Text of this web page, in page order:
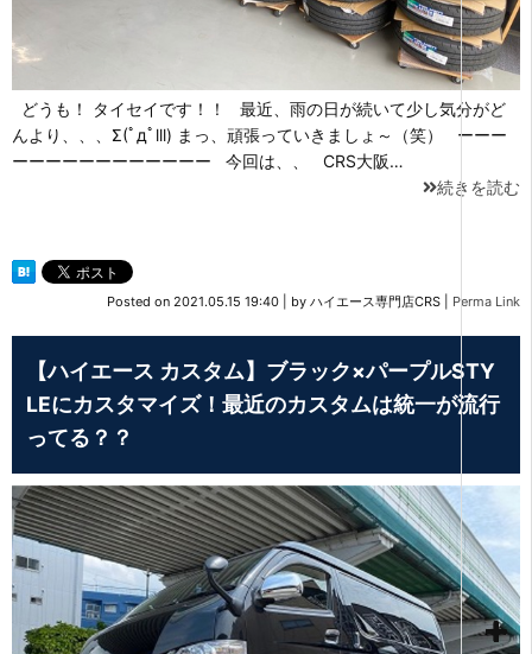
どうも！ タイセイです！！ 最近、雨の日が続いて少し気分がど
んより、、、Σ(ﾟдﾟlll) まっ、頑張っていきましょ～（笑） ーーー
ーーーーーーーーーーーー 今回は、、 CRS大阪…
続きを読む
Posted on 2021.05.15 19:40 by ハイエース専門店CRS Perma Link
【ハイエース カスタム】ブラック×パープルSTY
LEにカスタマイズ！最近のカスタムは統一が流行
ってる？？